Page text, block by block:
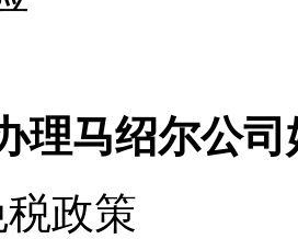
马绍尔公司
政策